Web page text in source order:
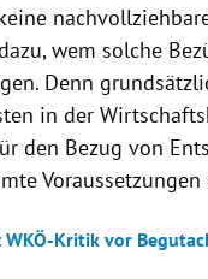
wem solche
Denn
in der
den Bezug von
WKÖ-Kritik vor